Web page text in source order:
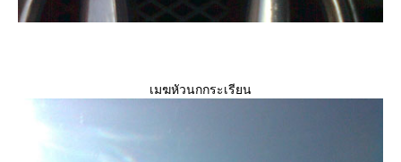
เมฆหัวนกกระเรียน